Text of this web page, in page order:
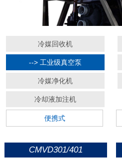
冷媒回收机
--> 工业级真空泵
冷媒净化机
冷却液加注机
便携式
CMVD301/401